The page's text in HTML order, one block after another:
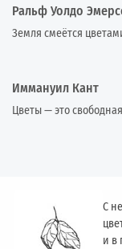
Ральф Уолдо
Земля смеётся
Иммануил Кант
Цветы — это
С
и в